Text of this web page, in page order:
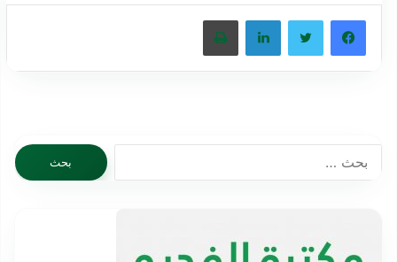
فيسبوك تويتر لينكدإن طباعة
البحث
عن: